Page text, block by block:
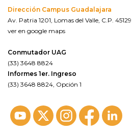
Dirección Campus Guadalajara
Av. Patria 1201, Lomas del Valle, C.P.
ver en google maps
Conmutador UAG
(33) 3648 8824
Informes 1er. Ingreso
(33) 3648 8824, Opción 1